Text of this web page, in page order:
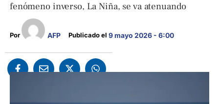
fenómeno inverso, La Niña, se va atenuando
Por AFP Publicado el 9 mayo 2026 - 6:00